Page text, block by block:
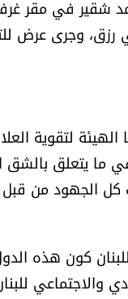
شقير في مقر
رزق، وجرى
لتقوية
يتعلق بالشق
من قبل
كون هذه
والاجتماعي